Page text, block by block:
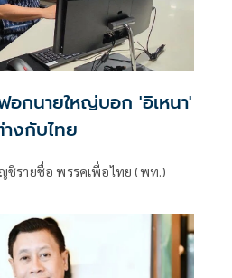
กนายใหญ่บอก 'อิเหนา'
งกับไทย
ชีรายชื่อ พรรคเพื่อไทย (พท.)